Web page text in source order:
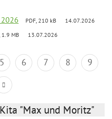
PDF, 210 kB 14.07.2026
1.9 MB 13.07.2026
5 6 7 8
9
"Max und Moritz"